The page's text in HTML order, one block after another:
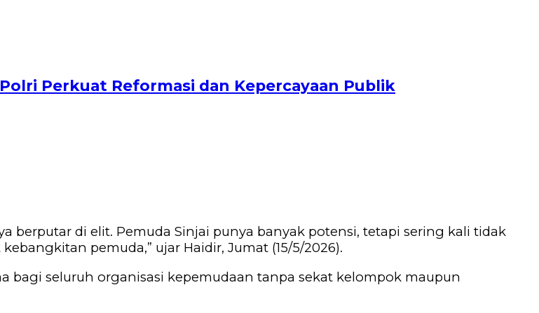
Perkuat Reformasi dan Kepercayaan Publik
berputar di elit. Pemuda Sinjai punya banyak potensi, tetapi sering kali tidak
pemuda,” ujar Haidir, Jumat (15/5/2026).
bagi seluruh organisasi kepemudaan tanpa sekat kelompok maupun